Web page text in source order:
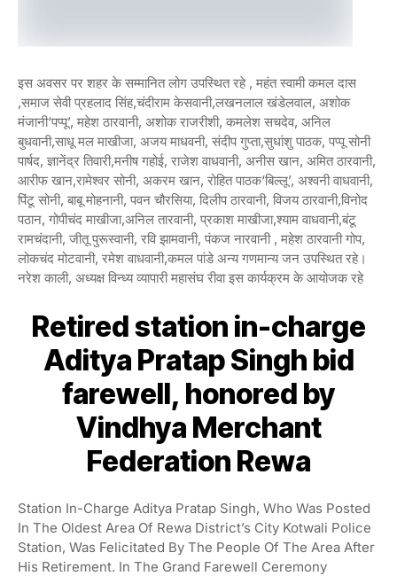
इस अवसर पर शहर के सम्मानित लोग उपस्थित रहे , महंत स्वामी कमल दास
,समाज सेवी प्रहलाद सिंह,चंदीराम केसवानी,लखनलाल खंडेलवाल, अशोक
मंजानी‘पप्पू’, महेश ठारवानी, अशोक राजरीशी, कमलेश सचदेव, अनिल
बुधवानी,साधू मल माखीजा, अजय माधवनी, संदीप गुप्ता,सुधांशु पाठक, पप्पू सोनी
पार्षद, ज्ञानेंद्र तिवारी,मनीष गहोई, राजेश वाधवानी, अनीस खान, अमित ठारवानी,
आरीफ खान,रामेश्वर सोनी, अकरम खान, रोहित पाठक‘बिल्लू’, अश्वनी वाधवानी,
पिंटू सोनी, बाबू मोहनानी, पवन चौरसिया, दिलीप ठारवानी, विजय ठारवानी,विनोद
पठान, गोपीचंद माखीजा,अनिल तारवानी, प्रकाश माखीजा,श्याम वाधवानी,बंटू
रामचंदानी, जीतू पुरूस्वानी, रवि झामवानी, पंकज नारवानी , महेश ठारवानी गोप,
लोकचंद मोटवानी, रमेश वाधवानी,कमल पांडे अन्य गणमान्य जन उपस्थित रहे।
नरेश काली, अध्यक्ष विन्ध्य व्यापारी महासंघ रीवा इस कार्यक्रम के आयोजक रहे
Retired station in-charge
Aditya Pratap Singh bid
farewell, honored by
Vindhya Merchant
Federation Rewa
Station In-Charge Aditya Pratap Singh, Who Was Posted
In The Oldest Area Of Rewa District’s City Kotwali Police
Station, Was Felicitated By The People Of The Area After
His Retirement. In The Grand Farewell Ceremony